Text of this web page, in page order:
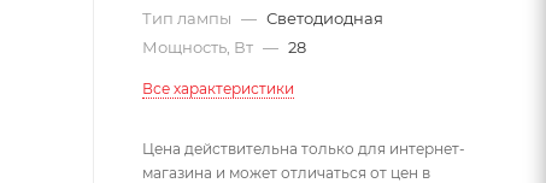
Тип лампы — Светодиодная
Мощность, Вт — 28
Все характеристики
Цена действительна только для интернет-
магазина и может отличаться от цен в